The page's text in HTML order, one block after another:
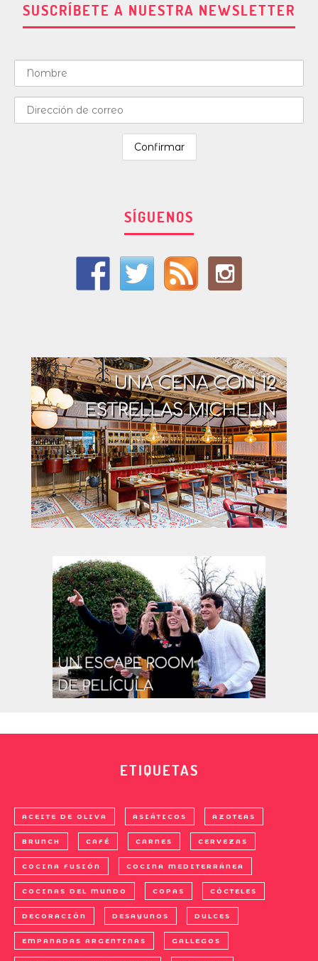
SUSCRÍBETE A NUESTRA NEWSLETTER
SÍGUENOS
ETIQUETAS
ACEITE DE OLIVA ASIÁTICOS AZOTEAS
BRUNCH CAFÉ CARNES CERVEZAS
COCINA FUSIÓN COCINA MEDITERRÁNEA
COCINAS DEL MUNDO COPAS CÓCTELES
DECORACIÓN DESAYUNOS DULCES
EMPANADAS ARGENTINAS GALLEGOS